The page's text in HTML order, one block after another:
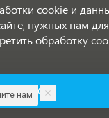
Система —
фитнес-клубов
cookie и
нужных нам для
обработку
ОК